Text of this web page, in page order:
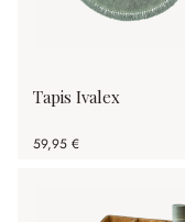
Tapis Ivalex
59,95 €